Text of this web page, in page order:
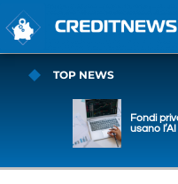
TOP NEWS
Fondi
usano